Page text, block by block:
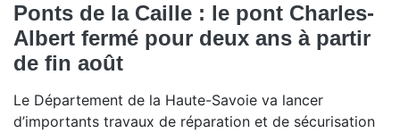
Ponts de la Caille : le pont Charles-
Albert fermé pour deux ans à partir
de fin août
Le Département de la Haute-Savoie va lancer
d’importants travaux de réparation et de sécurisation